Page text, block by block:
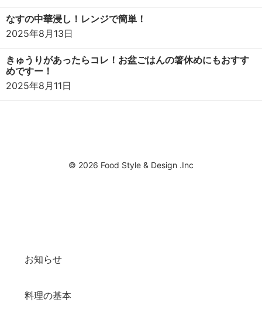
なすの中華浸し！レンジで簡単！
2025年8月13日
きゅうりがあったらコレ！お盆ごはんの箸休めにもおすす
めですー！
2025年8月11日
© 2026 Food Style & Design .Inc
お知らせ
料理の基本